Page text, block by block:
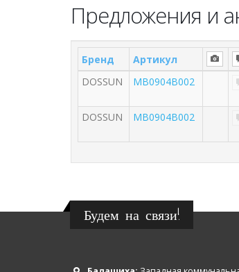
Предложения и
Бренд Артикул
DOSSUN
MB0904B002
DOSSUN MB0904B002
Будем на связи!